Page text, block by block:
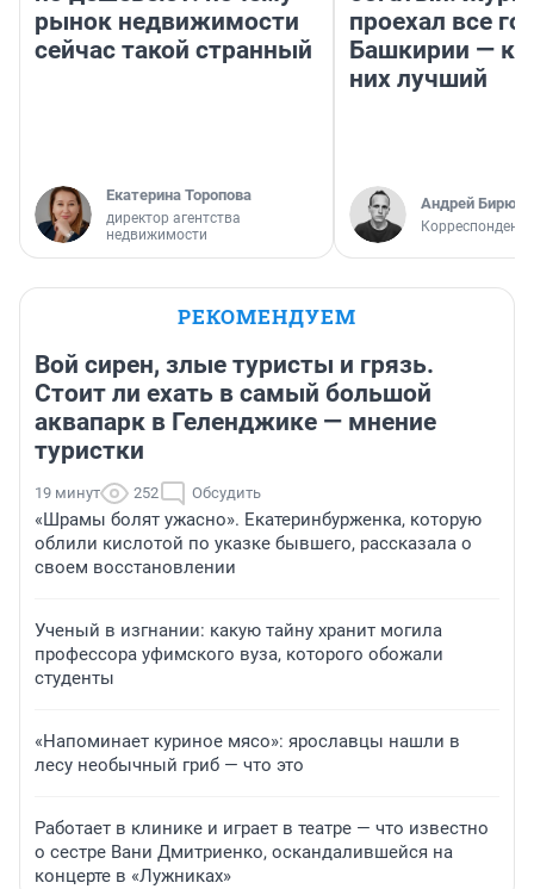
рынок недвижимости
сейчас такой странный
Екатерина Торопова
директор агентства
недвижимости
проехал все
Башкирии —
них лучший
Андрей
Корреспондент
РЕКОМЕНДУЕМ
Вой сирен, злые туристы и грязь.
Стоит ли ехать в самый большой
аквапарк в Геленджике — мнение
туристки
19 минут 252 Обсудить
«Шрамы болят ужасно». Екатеринбурженка, которую
облили кислотой по указке бывшего, рассказала о
своем восстановлении
Ученый в изгнании: какую тайну хранит могила
профессора уфимского вуза, которого обожали
студенты
«Напоминает куриное мясо»: ярославцы нашли в
лесу необычный гриб — что это
Работает в клинике и играет в театре — что известно
о сестре Вани Дмитриенко, оскандалившейся на
концерте в «Лужниках»